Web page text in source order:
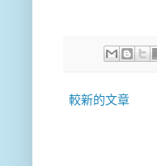
較新的文章